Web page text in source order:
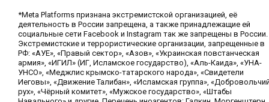
*Meta Platforms признана экстремистской организацией, её
деятельность в России запрещена, а также принадлежащие ей
социальные сети Facebook и Instagram так же запрещены в России.
Экстремистские и террористические организации, запрещенные в
РФ: «АУЕ», «Правый сектор», «Азов», «Украинская повстанческая
армия», «ИГИЛ» (ИГ, Исламское государство), «Аль-Каида», «УНА-
УНСО», «Меджлис крымско-татарского народа», «Свидетели
Иеговы», «Движение Талибан», «Исламская группа»,
рух», «Чёрный комитет», «Мужское государство», «Штабы